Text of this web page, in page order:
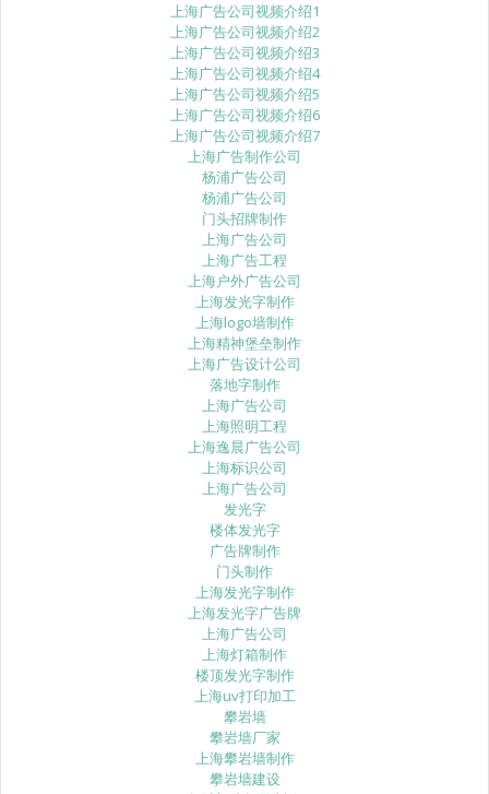
上海广告公司视频介绍1
上海广告公司视频介绍2
上海广告公司视频介绍3
上海广告公司视频介绍4
上海广告公司视频介绍5
上海广告公司视频介绍6
上海广告公司视频介绍7
上海广告制作公司
杨浦广告公司
杨浦广告公司
门头招牌制作
上海广告公司
上海广告工程
上海户外广告公司
上海发光字制作
上海logo墙制作
上海精神堡垒制作
上海广告设计公司
落地字制作
上海广告公司
上海照明工程
上海逸晨广告公司
上海标识公司
上海广告公司
发光字
楼体发光字
广告牌制作
门头制作
上海发光字制作
上海发光字广告牌
上海广告公司
上海灯箱制作
楼顶发光字制作
上海uv打印加工
攀岩墙
攀岩墙厂家
上海攀岩墙制作
攀岩墙建设